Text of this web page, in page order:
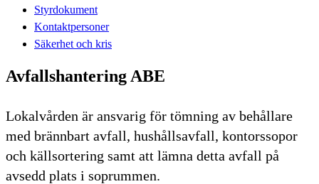
Styrdokument
Kontaktpersoner
Säkerhet och kris
Avfallshantering ABE
​Lokalvården är ansvarig för tömning av behållare
med brännbart avfall, hushållsavfall, kontorssopor
och källsortering samt att lämna detta avfall på
avsedd plats i soprummen.